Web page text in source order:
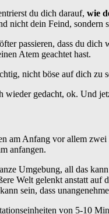
du dich darauf, wie
nicht dein Feind,
passieren, dass du
Atem geachtet hast.
nicht böse auf dich zu
wieder gedacht, ok. Und
am Anfang vor allem
anfangen.
Umgebung, all das
Welt gelenkt anstatt auf
sein, dass
von 5-10